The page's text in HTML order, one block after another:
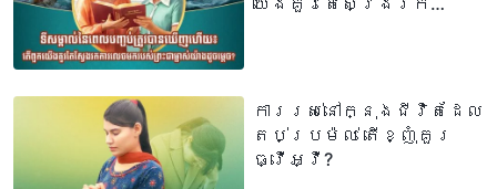
ការរស់នៅក្នុងជីវិតដែល
តប់ប្រម៉ល់ តើខ្ញុំគួរ
ធ្វើអ្វី?